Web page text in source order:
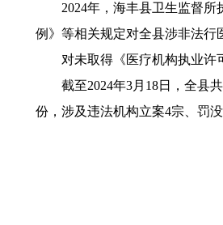
2024年，海丰县卫生监督所执
例》等相关规定对全县涉非法
对未取得《医疗机构执业许可
截至2024年3月18日，全县共
份，涉及违法机构立案4宗、罚没